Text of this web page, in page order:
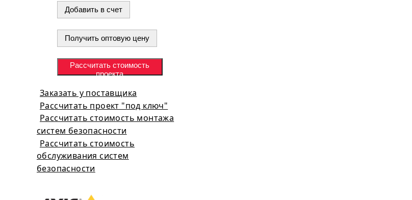
Добавить в счет
Получить оптовую цену
Рассчитать стоимость
проекта
Заказать у поставщика
Рассчитать проект "под ключ"
Рассчитать стоимость монтажа
систем безопасности
Рассчитать стоимость
обслуживания систем
безопасности